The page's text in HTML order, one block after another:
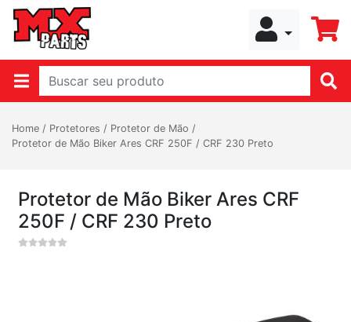
Home / Protetores / Protetor de Mão /
Protetor de Mão Biker Ares CRF 250F / CRF 230 Preto
Protetor de Mão Biker Ares CRF
250F / CRF 230 Preto